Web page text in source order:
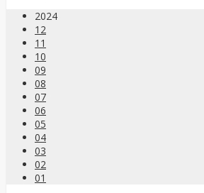
2024
12
11
10
09
08
07
06
05
04
03
02
01